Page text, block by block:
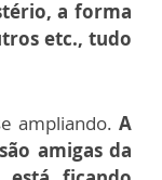
a forma
etc., tudo
ampliando. A
amigas da